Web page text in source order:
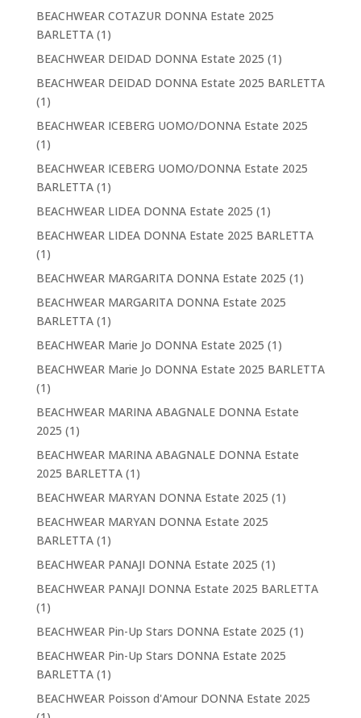
BEACHWEAR COTAZUR DONNA Estate 2025
BARLETTA(1)
BEACHWEAR DEIDAD DONNA Estate 2025 (1)
BEACHWEAR DEIDAD DONNA Estate 2025 BARLETTA
(1)
BEACHWEAR ICEBERG UOMO/DONNA Estate 2025
(1)
BEACHWEAR ICEBERG UOMO/DONNA Estate 2025
BARLETTA(1)
BEACHWEAR LIDEA DONNA Estate 2025 (1)
BEACHWEAR LIDEA DONNA Estate 2025 BARLETTA
(1)
BEACHWEAR MARGARITA DONNA Estate 2025 (1)
BEACHWEAR MARGARITA DONNA Estate 2025
BARLETTA(1)
BEACHWEAR Marie Jo DONNA Estate 2025 (1)
BEACHWEAR Marie Jo DONNA Estate 2025 BARLETTA
(1)
BEACHWEAR MARINA ABAGNALE DONNA Estate
2025 (1)
BEACHWEAR MARINA ABAGNALE DONNA Estate
2025 BARLETTA(1)
BEACHWEAR MARYAN DONNA Estate 2025 (1)
BEACHWEAR MARYAN DONNA Estate 2025
BARLETTA(1)
BEACHWEAR PANAJI DONNA Estate 2025 (1)
BEACHWEAR PANAJI DONNA Estate 2025 BARLETTA
(1)
BEACHWEAR Pin-Up Stars DONNA Estate 2025 (1)
BEACHWEAR Pin-Up Stars DONNA Estate 2025
BARLETTA(1)
BEACHWEAR Poisson d'Amour DONNA Estate 2025